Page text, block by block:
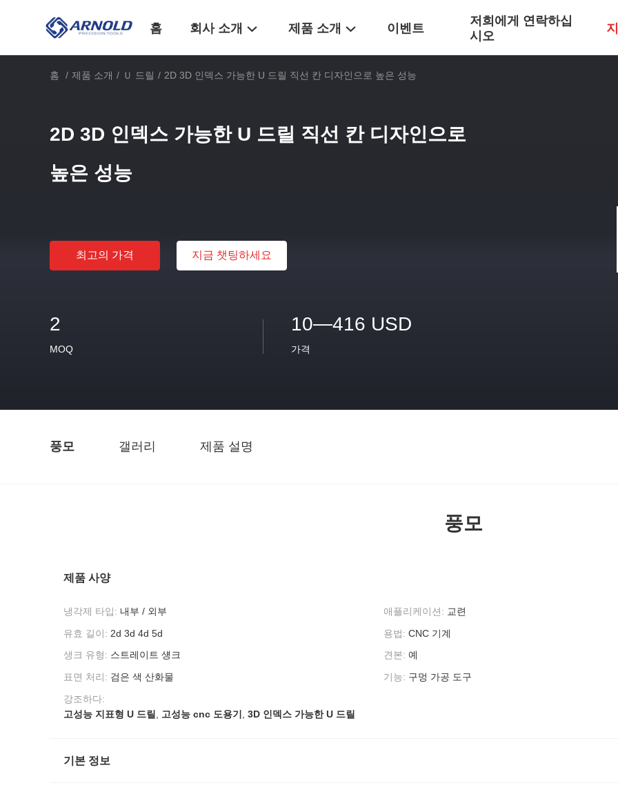
홈 회사 소개 제품 소개 이벤트
저희에게 연락하십
시오
홈 / 제품 소개 / Ｕ 드릴 / 2D 3D 인덱스 가능한 U 드릴 직선 칸 디자인으로 높은 성능
2D 3D 인덱스 가능한 U 드릴 직선 칸 디자인으로
높은 성능
최고의 가격 지금 챗팅하세요
2
MOQ
10—416 USD
가격
풍모 갤러리 제품 설명
풍모
제품 사양
냉각제 타입: 내부 / 외부 애플리케이션: 교련
유효 길이: 2d 3d 4d 5d 용법: CNC 기계
생크 유형: 스트레이트 섕크 견본: 예
표면 처리: 검은 색 산화물 기능: 구멍 가공 도구
강조하다:
고성능 지표형 U 드릴
고성능 cnc 도용기 3D 인덱스 가능한 U 드릴
기본 정보